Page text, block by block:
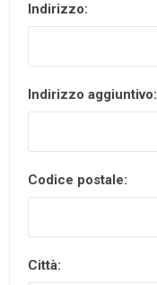
Indirizzo:
Indirizzo aggiuntivo:
Codice postale:
Città: